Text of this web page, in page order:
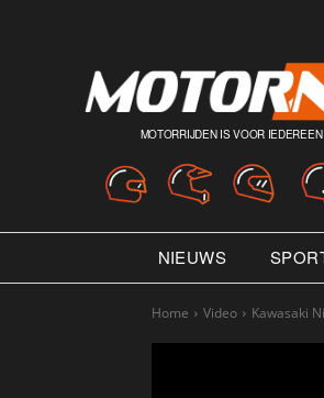
MOTORRIJDEN IS VOOR IEDEREEN
NIEUWS
Home Video Kawasaki